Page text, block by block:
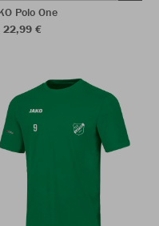
Polo One
22,99 €